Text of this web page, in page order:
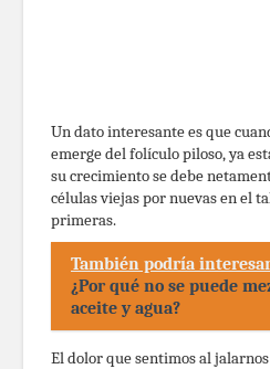
Un dato interesante es que
emerge del folículo piloso, ya
su crecimiento se debe
células viejas por nuevas en el
primeras.
También podría
¿Por qué no se puede
aceite y agua?
El dolor que sentimos al